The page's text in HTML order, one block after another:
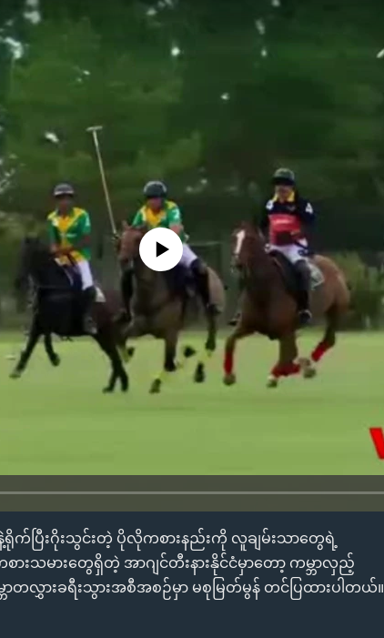
No media source currently available
က်ပြီးဂိုးသွင်းတဲ့ ပိုလိုကစားနည်းကို လူချမ်းသာတွေရဲ့
ားသမားတွေရှိတဲ့ အာဂျင်တီးနားနိုင်ငံမှာတော့ ကမ္ဘာလှည့်
ာတလွှားခရီးသွားအစီအစဉ်မှာ မစုမြတ်မွန် တင်ပြထားပါတယ်။